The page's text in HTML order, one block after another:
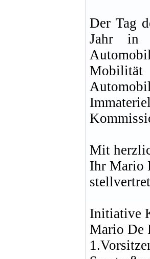
Der Tag
Jahr in
Mobilität
Mit
Ihr Mario
Initiative
Mario De